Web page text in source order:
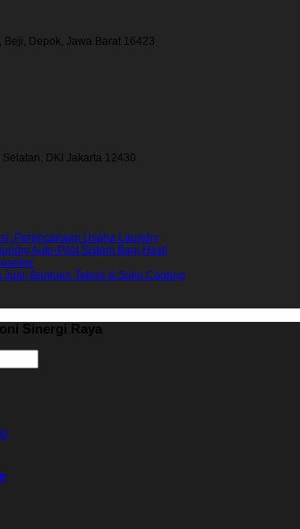
Depok, Jawa Barat 16423
DKI Jakarta 12430
Perencanaan Usaha Laundry
Auto-Pilot Sistem Bagi Hasil
Bantuan Teknis & Suku Cadang
Sinergi Raya